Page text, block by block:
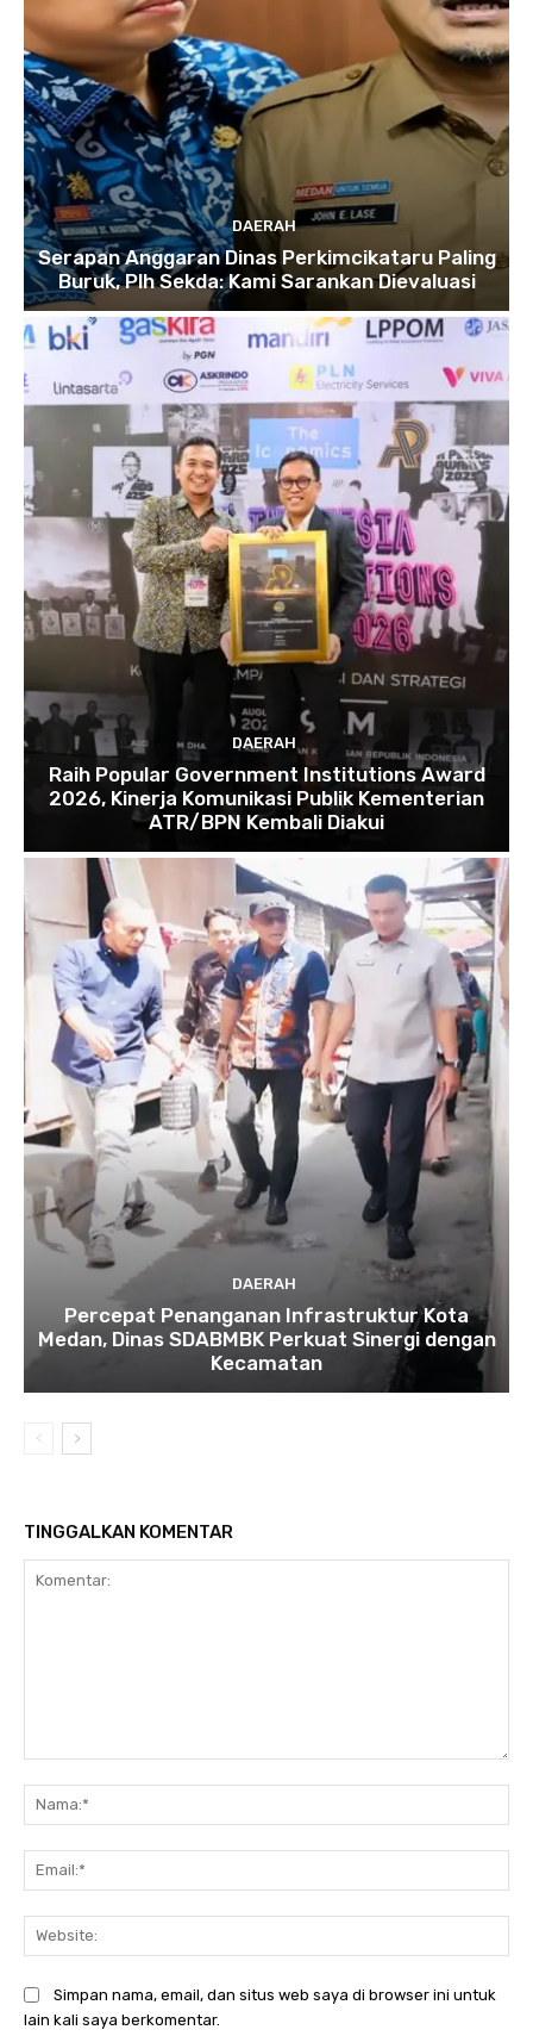
DAERAH
Serapan Anggaran Dinas Perkimcikataru Paling
Buruk, Plh Sekda: Kami Sarankan Dievaluasi
DAERAH
Raih Popular Government Institutions Award
2026, Kinerja Komunikasi Publik Kementerian
ATR/BPN Kembali Diakui
DAERAH
Percepat Penanganan Infrastruktur Kota
Medan, Dinas SDABMBK Perkuat Sinergi dengan
Kecamatan
TINGGALKAN KOMENTAR
Simpan nama, email, dan situs web saya di browser ini untuk
lain kali saya berkomentar.